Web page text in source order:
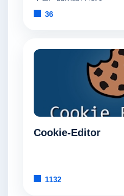
36
Cookie-Editor
1132